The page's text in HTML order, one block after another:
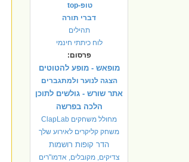
טופ-top
דברי תורה
תהילים
לוח כיתתי חינמי
פרסום:
מופאש - מופע להטוטים
הצגה לנוער ולמתגברים
אתר שורש - גולשים לתוכן
הלכה בפרשה
מחולל משחקים ClapLab
משחק קליקרים לאירוע שלך
הדר קופות רושמות
צדיקים, מקובלים, אדמו"רים